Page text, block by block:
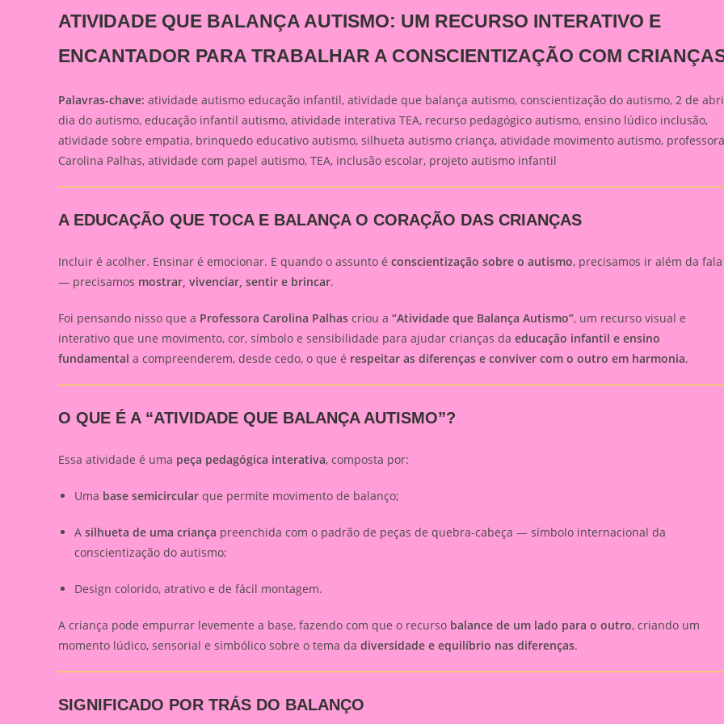
ATIVIDADE QUE BALANÇA AUTISMO: UM RECURSO INTERATIVO E
ENCANTADOR PARA TRABALHAR A CONSCIENTIZAÇÃO COM
Palavras-chave: atividade autismo educação infantil, atividade que balança autismo, conscientização do autismo, 2 de
dia do autismo, educação infantil autismo, atividade interativa TEA, recurso pedagógico autismo, ensino lúdico inclusão,
atividade sobre empatia, brinquedo educativo autismo, silhueta autismo criança, atividade movimento autismo, professora
Carolina Palhas, atividade com papel autismo, TEA, inclusão escolar, projeto autismo infantil
A EDUCAÇÃO QUE TOCA E BALANÇA O CORAÇÃO DAS CRIANÇAS
Incluir é acolher. Ensinar é emocionar. E quando o assunto é conscientização sobre o autismo, precisamos ir além da fala
— precisamos mostrar, vivenciar, sentir e brincar.
Foi pensando nisso que a Professora Carolina Palhas criou a “Atividade que Balança Autismo”, um recurso visual e
interativo que une movimento, cor, símbolo e sensibilidade para ajudar crianças da educação infantil e ensino
fundamental a compreenderem, desde cedo, o que é respeitar as diferenças e conviver com o outro em harmonia.
O QUE É A “ATIVIDADE QUE BALANÇA AUTISMO”?
Essa atividade é uma peça pedagógica interativa, composta por:
Uma base semicircular que permite movimento de balanço;
A silhueta de uma criança preenchida com o padrão de peças de quebra-cabeça — símbolo internacional da
conscientização do autismo;
Design colorido, atrativo e de fácil montagem.
A criança pode empurrar levemente a base, fazendo com que o recurso balance de um lado para o outro, criando um
momento lúdico, sensorial e simbólico sobre o tema da diversidade e equilíbrio nas diferenças.
SIGNIFICADO POR TRÁS DO BALANÇO